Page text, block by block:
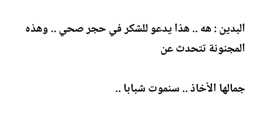
البدين : هه .. هذا يدعو للشكر في حجر صحي .. وهذه
المجنونة تتحدث عن
جمالها الأخاذ .. سنموت شبابا ..